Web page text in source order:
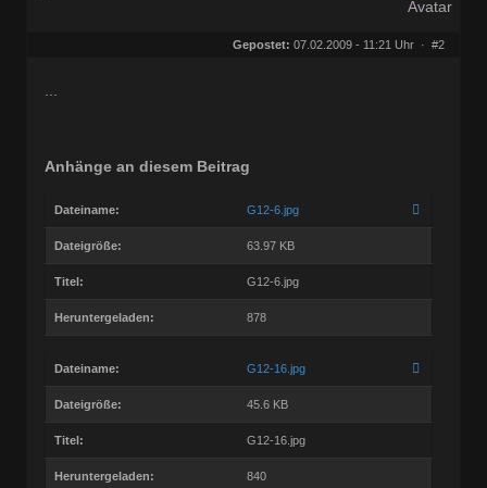
Gepostet: 07.02.2009 - 11:21 Uhr · #2
Anhänge an diesem Beitrag
Dateiname: G12-6.jpg
Dateigröße: 63.97 KB
Titel: G12-6.jpg
Heruntergeladen: 878
Dateiname: G12-16.jpg
Dateigröße: 45.6 KB
Titel: G12-16.jpg
Heruntergeladen: 840